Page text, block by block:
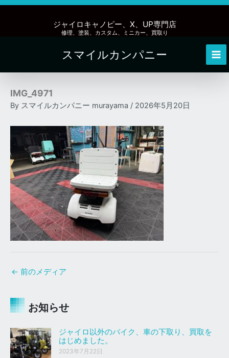
内
ッ
ジャイロキャノピー、X、UP専門店
修理、塗装、カスタム、ミニカー、買取り
スマイルカンパニー
IMG_4971
By スマイルカンパニー murayama / 2026年5月20日
← 前のメディア
お知らせ
ジャイロ以外のバイク、車の下取り、買取を
はじめました。
2023年7月22日